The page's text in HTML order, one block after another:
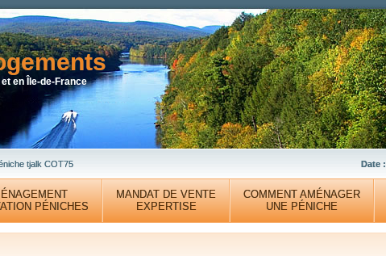
en Île-de-France
tjalk COT75 Date :
PÉNICHES
MANDAT DE VENTE
EXPERTISE
COMMENT AMÉNAGER
UNE PÉNICHE